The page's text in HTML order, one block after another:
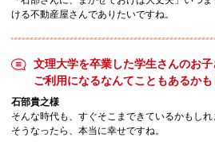
ける不動産屋さんでありたいですね。
文理大学を卒業した学生さんのお
ご利用になるなんてこともあるかも
石部貴之様
そんな時代も、すぐそこまできているかもしれ
そうなったら、本当に幸せですね。